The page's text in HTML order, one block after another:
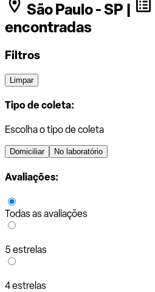
São Paulo - SP |
encontradas
Filtros
Limpar
Tipo de coleta:
Escolha o tipo de coleta
Domiciliar No laboratório
Avaliações:
Todas as avaliações
5 estrelas
4 estrelas